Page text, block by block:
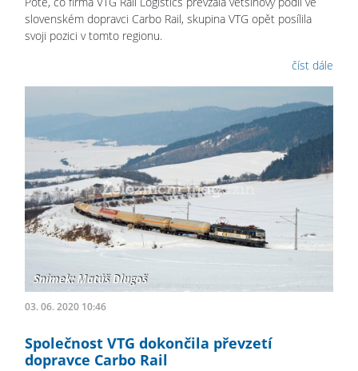
slovenském dopravci Carbo Rail, skupina VTG opět posílila
svoji pozici v tomto regionu.
číst dále
03. 06. 2020 10:46
Společnost VTG dokončila převzetí
dopravce Carbo Rail